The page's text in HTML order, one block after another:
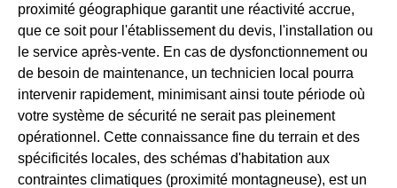
proximité géographique garantit une réactivité accrue,
que ce soit pour l'établissement du devis, l'installation ou
le service après-vente. En cas de dysfonctionnement ou
de besoin de maintenance, un technicien local pourra
intervenir rapidement, minimisant ainsi toute période où
votre système de sécurité ne serait pas pleinement
opérationnel. Cette connaissance fine du terrain et des
spécificités locales, des schémas d'habitation aux
contraintes climatiques (proximité montagneuse), est un